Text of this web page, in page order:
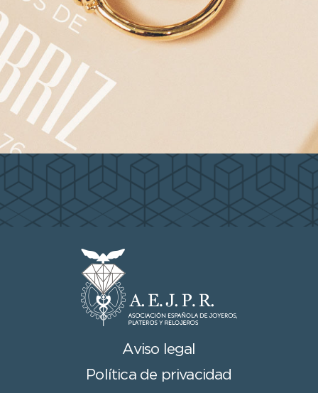
Aviso legal
Política de privacidad